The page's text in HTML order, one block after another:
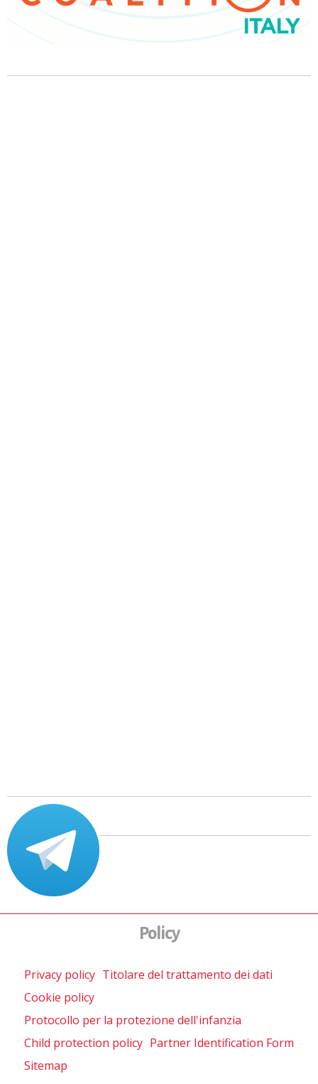
Policy
Privacy policy Titolare del trattamento dei dati
Cookie policy
Protocollo per la protezione dell'infanzia
Child protection policy Partner Identification Form
Sitemap